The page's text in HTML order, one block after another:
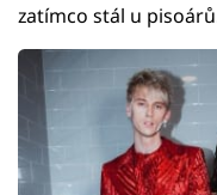
zatímco stál u